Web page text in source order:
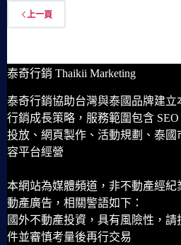
上一頁
泰奇行銷 Thaikii Marketing
泰奇行銷協助台灣與泰國品牌建立
行銷成長策略，服務範圍包含
投放、網頁製作、活動規劃、泰國
容平台經營
本網站為媒體頻道，非不動產經紀
動產廣告，相關警語如下：
國外不動產投資，具有風險性，
件並審慎考量後再行交易